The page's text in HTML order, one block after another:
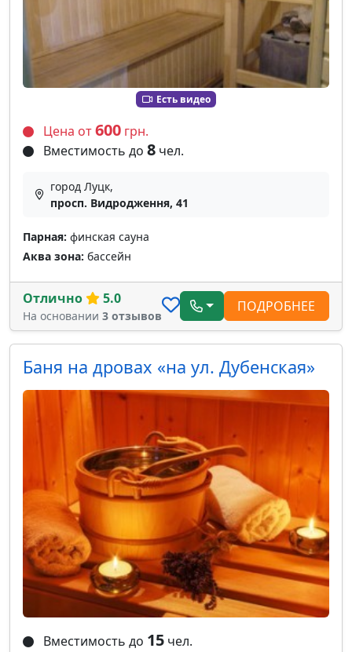
Есть видео
Цена от600 грн.
Вместимость до 8 чел.
город Луцк,
просп. Видродження, 41
Парная: финская сауна
Аква зона: бассейн
Отлично 5.0
На основании 3 отзывов
ПОДРОБНЕЕ
Баня на дровах «на ул. Дубенская»
Вместимость до 15 чел.